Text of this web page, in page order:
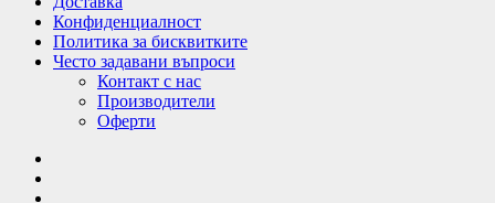
Конфиденциалност
Политика за бисквитките
Често задавани въпроси
Контакт с нас
Производители
Оферти